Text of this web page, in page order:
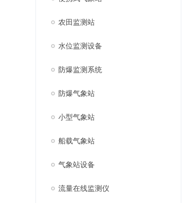
农田监测站
水位监测设备
防爆监测系统
防爆气象站
小型气象站
船载气象站
气象站设备
流量在线监测仪